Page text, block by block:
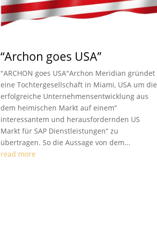
“Archon goes USA”
"ARCHON goes USA"Archon Meridian gründet
eine Tochtergesellschaft in Miami, USA um die
erfolgreiche Unternehmensentwicklung aus
dem heimischen Markt auf einem“
interessantem und herausfordernden US
Markt für SAP Dienstleistungen“ zu
übertragen. So die Aussage von dem...
read more